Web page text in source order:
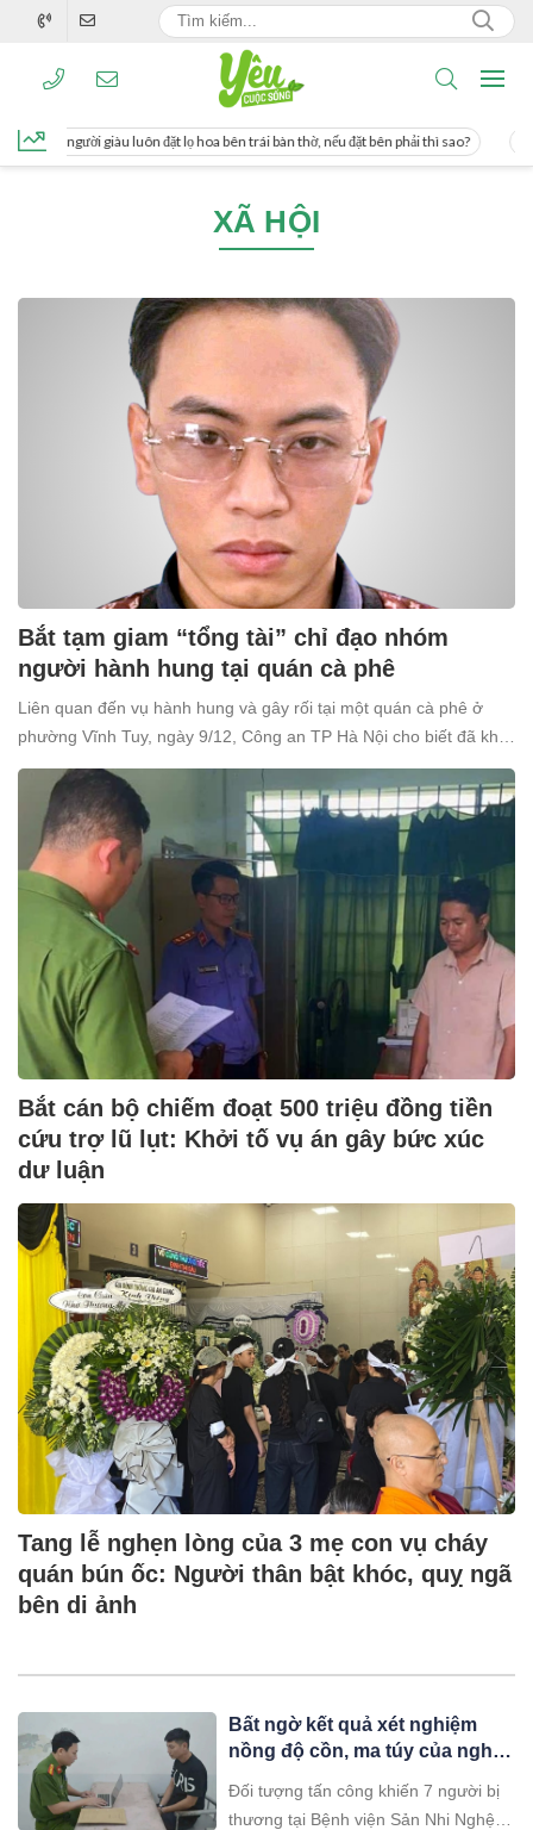
người giàu luôn đặt lọ hoa bên trái bàn thờ, nếu đặt bên phải thì sao?
XÃ HỘI
Bắt tạm giam “tổng tài” chỉ đạo nhóm
người hành hung tại quán cà phê
Liên quan đến vụ hành hung và gây rối tại một quán cà phê ở
phường Vĩnh Tuy, ngày 9/12, Công an TP Hà Nội cho biết đã khởi
tố và bắt tạm giam Nguyễn Văn Thiên (SN 1998, trú tại xã Ô
Diên, Hà Nội) để điều tra về tội “Gây rối trật tự công cộng”.
Bắt cán bộ chiếm đoạt 500 triệu đồng tiền
cứu trợ lũ lụt: Khởi tố vụ án gây bức xúc
dư luận
Tang lễ nghẹn lòng của 3 mẹ con vụ cháy
quán bún ốc: Người thân bật khóc, quỵ ngã
bên di ảnh
Bất ngờ kết quả xét nghiệm
nồng độ cồn, ma túy của nghi
Nhi Nghệ An
Đối tượng tấn công khiến 7 người bị
thương tại Bệnh viện Sản Nhi Nghệ